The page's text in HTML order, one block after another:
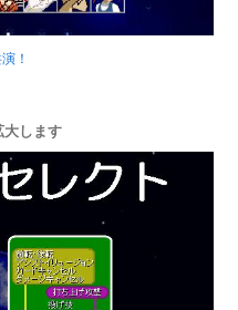
！
大します